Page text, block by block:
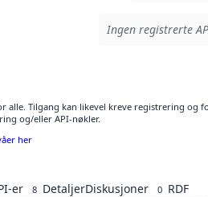
Ingen registrerte
Tilgang kan likevel kreve registrering og
og/eller API-nøkler.
her
er 8 DetaljerDiskusjoner 0 RDF